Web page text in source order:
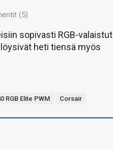
(5)
sopivasti RGB-valaistut
heti tiensä myös
RGB Elite PWM Corsair